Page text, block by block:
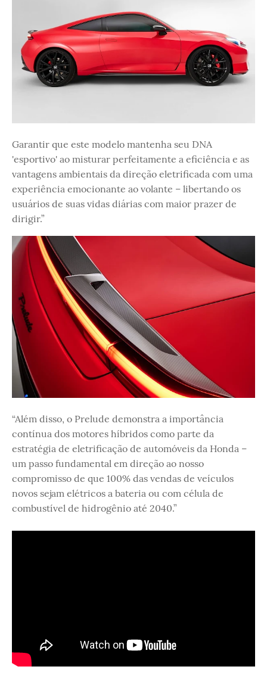
Garantir que este modelo mantenha seu DNA
'esportivo' ao misturar perfeitamente a eficiência e as
vantagens ambientais da direção eletrificada com uma
experiência emocionante ao volante – libertando os
usuários de suas vidas diárias com maior prazer de
dirigir.”
“Além disso, o Prelude demonstra a importância
contínua dos motores híbridos como parte da
estratégia de eletrificação de automóveis da Honda –
um passo fundamental em direção ao nosso
compromisso de que 100% das vendas de veículos
novos sejam elétricos a bateria ou com célula de
combustível de hidrogênio até 2040.”